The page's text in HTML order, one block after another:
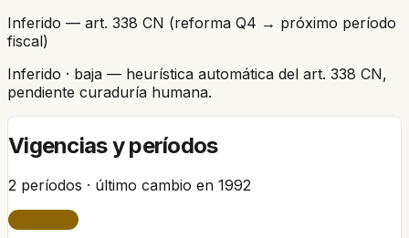
Inferido — art. 338 CN (reforma Q4 → próximo período
fiscal)
Inferido · baja — heurística automática del art. 338 CN,
pendiente curaduría humana.
Vigencias y períodos
2 períodos · último cambio en 1992